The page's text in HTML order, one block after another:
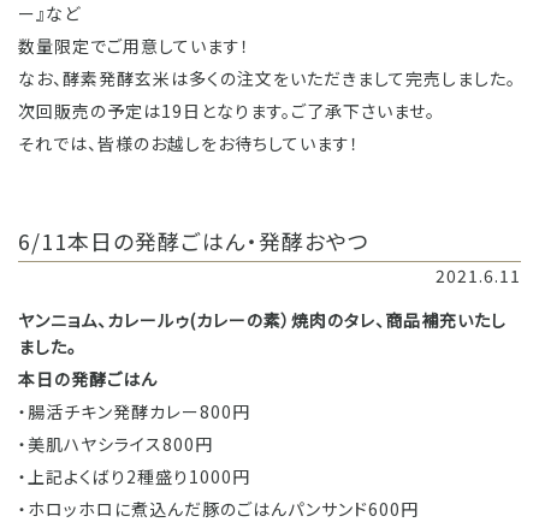
ー』など
数量限定でご用意しています！
なお、酵素発酵玄米は多くの注文をいただきまして完売しました。
次回販売の予定は19日となります。ご了承下さいませ。
それでは、皆様のお越しをお待ちしています！
6/11本日の発酵ごはん・発酵おやつ
2021.6.11
ヤンニョム、カレールゥ(カレーの素）焼肉のタレ、商品補充いたし
ました。
本日の発酵ごはん
・腸活チキン発酵カレー800円
・美肌ハヤシライス800円
・上記よくばり2種盛り1000円
・ホロッホロに煮込んだ豚のごはんパンサンド600円